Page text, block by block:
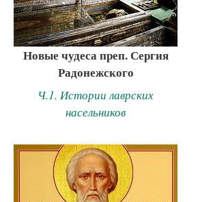
Новые чудеса преп. Сергия
Радонежского
Ч.1. Истории лаврских
насельников